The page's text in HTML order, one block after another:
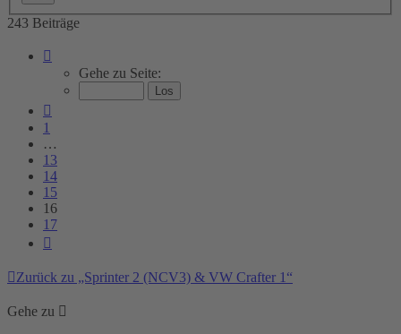
243 Beiträge
16
von
Gehe zu Seite:
1
…
13
14
15
16
17
Zurück zu „Sprinter 2 (NCV3) & VW Crafter 1“
Gehe zu